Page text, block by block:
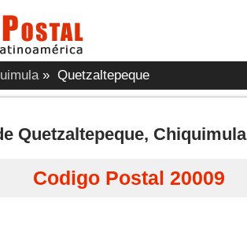
» Quetzaltepeque
Quetzaltepeque, Chiquimula
Codigo Postal 20009